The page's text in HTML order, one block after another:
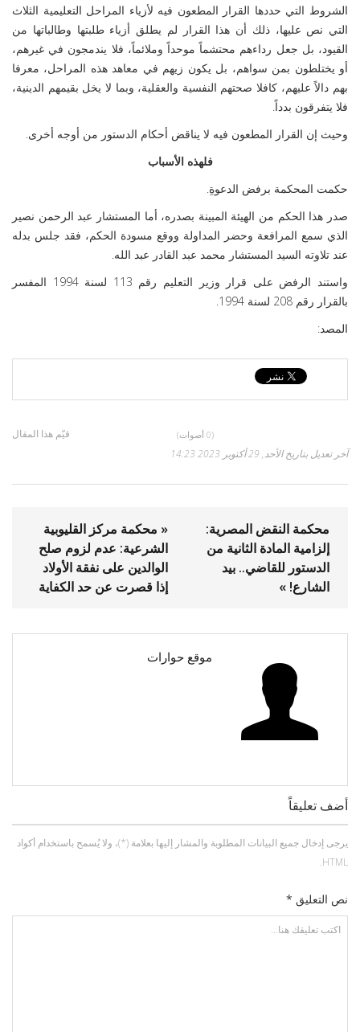
الشروط التي حددها القرار المطعون فيه لأزياء المراحل التعليمية الثلاث
التي نص عليها، ذلك أن هذا القرار لم يطلق أزياء طلبتها وطالباتها من
القيود، بل جعل رداءهم محتشماً موحداً وملائماً، فلا يندمجون في غيرهم،
أو يختلطون بمن سواهم، بل يكون زيهم في معاهد هذه المراحل، معرفا
بهم دالاً عليهم، كافلا صحتهم النفسية والعقلية، وبما لا يخل بقيمهم الدينية،
فلا يتفرقون بدداً.
وحيث إن القرار المطعون فيه لا يناقض أحكام الدستور من أوجه أخرى.
فلهذه الأسباب
حكمت المحكمة برفض الدعوةِ.
صدر هذا الحكم من الهيئة المبينة بصدره، أما المستشار عبد الرحمن نصير
الذي سمع المرافعة وحضر المداولة ووقع مسودة الحكم، فقد جلس بدله
عند تلاوته السيد المستشار محمد عبد القادر عبد الله.
واستند الرفض على قرار وزير التعليم رقم 113 لسنة 1994 المفسر
بالقرار رقم 208 لسنة 1994.
المصد:
قيّم هذا المقال (0 أصوات)
آخر تعديل بتاريخ الأحد, 29 أكتوبر 2023 14:23
« محكمة مركز القليوبية
الشرعية: عدم لزوم صلح
الوالدين على نفقة الأولاد
إذا قصرت عن حد الكفاية
محكمة النقض المصرية:
إلزامية المادة الثانية من
الدستور للقاضي.. بيد
الشارع! »
موقع حوارات
أضف تعليقاً
يرجى إدخال جميع البيانات المطلوبة والمشار إليها بعلامة (*)، ولا يُسمح باستخدام أكواد
HTML.
نص التعليق *